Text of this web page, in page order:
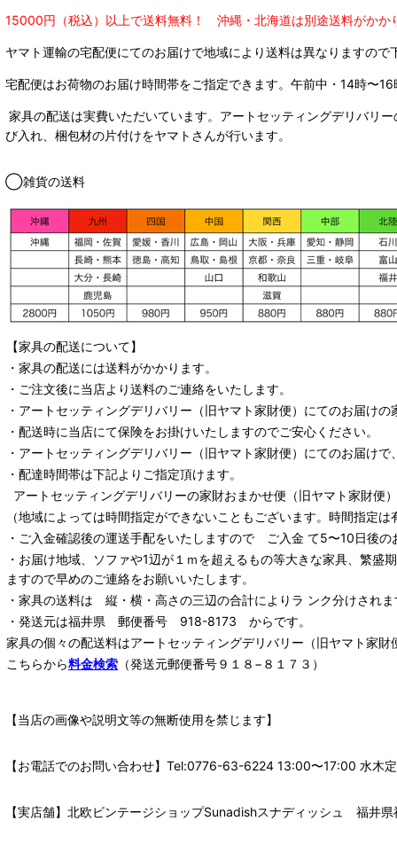
15000円（税込）以上で送料無料！ 沖縄・北海道は別途送料がかか
ヤマト運輸の宅配便にてのお届けで地域により送料は異なりますので
宅配便はお荷物のお届け時間帯をご指定できます。 午前中・14時〜
家具の配送は実費いただいています。アートセッティングデリバリ
び入れ、梱包材の片付けをヤマトさんが行います。
◯雑貨の送料
【家具の配送について】
・家具の配送には送料がかかります。
・ご注文後に当店より送料のご連絡をいたします。
・ アートセッティングデリバリー （旧ヤマト家財便） にてのお届けの
・配送時に当店にて保険をお掛けいたしますのでご安心ください。
・ アートセッティングデリバリー （旧ヤマト家財便） にてのお届けで
・配達時間帯は下記よりご指定頂けます。
アートセッティングデリバリーの家財おまかせ便 （旧ヤマト家財便
（地域によっては時間指定ができないこともございます。時間指定
・ご入金確認後の運送手配をいたしますので ご入金 て5〜10日後の
・お届け地域、ソファや1辺が１ｍを超えるもの等大きな家具、繁
ますので早めのご連絡をお願いいたします。
・家具の送料は 縦・横・高さの三辺の合計によりラ ンク分けされま
・発送元は福井県 郵便番号 918-8173 からです。
家具の個々の配送料はアートセッティングデリバリー （旧ヤマト家財
こちらから料金検索 （発送元郵便番号９１８−８１７３）
【当店の画像や説明文等の無断使用を禁じます】
【お電話でのお問い合わせ】Tel:0776-63-6224 13:00〜17:00 水木
【実店舗】北欧ビンテージショップSunadishスナディッシュ 福井